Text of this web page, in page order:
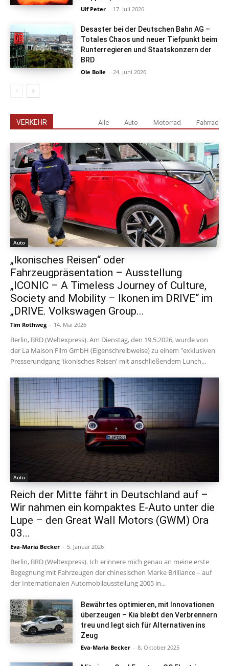
Ulf Peter - 17. Juli 2026
Desaster bei der Deutschen Bahn AG –
Totales Chaos und neuer Tiefpunkt beim
Runterregieren und Staatskonzern der
BRD
Ole Bolle - 24. Juni 2026
VERKEHR Alle Auto Motorrad Fahrrad
Auto
„Ikonisches Reisen“ oder
Fahrzeugpräsentation – Ausstellung
„ICONIC – A Timeless Journey of Culture,
Society and Mobility – Ikonen im DRIVE“ im
„DRIVE. Volkswagen Group...
Tim Rothweg - 14. Mai 2026
Berlin, BRD (Weltexpress). Am Dienstag, den 19.5.2026, wurde von
der La Maison Film GmbH (Eigenschreibweise) zu einem "exklusiven
Presserundgang 'ikonisches Reisen' mit anschließendem Lunch...
Auto
Reich der Mitte fährt in Deutschland auf –
Wir nahmen ein kompaktes E-Auto unter die
Lupe – den Great Wall Motors (GWM) Ora
03...
Eva-Maria Becker - 5. Januar 2026
Berlin, BRD (Weltexpress). Ich erinnere mich genau an meine erste
Begegnung mit Fahrzeugen der chinesischen Marke Brilliance – auf
der Internationalen Automobilausstellung 2005 in...
Bewährtes optimieren, mit Innovationen
überzeugen – Kia bleibt den Verbrennern
treu und legt sich für Alternativen ins
Zeug
Eva-Maria Becker - 8. Oktober 2025